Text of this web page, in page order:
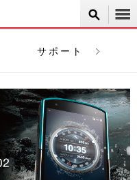
サポート